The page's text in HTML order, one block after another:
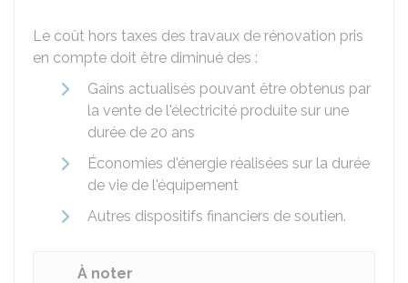
Le coût hors taxes des travaux de rénovation pris
en compte doit être diminué des :
Gains actualisés pouvant être obtenus par
la vente de l'électricité produite sur une
durée de 20 ans
Économies d'énergie réalisées sur la durée
de vie de l'équipement
Autres dispositifs financiers de soutien.
À noter